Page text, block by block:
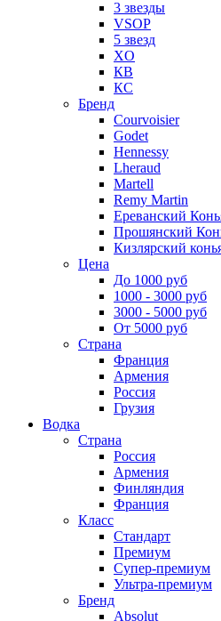
3 звезды
VSOP
5 звезд
XO
КВ
КС
Бренд
Courvoisier
Godet
Hennessy
Lheraud
Martell
Remy Martin
Ереванский
Прошянский
Кизлярский
Цена
До 1000 руб
1000 - 3000 руб
3000 - 5000 руб
От 5000 руб
Страна
Франция
Армения
Россия
Грузия
Водка
Страна
Россия
Армения
Финляндия
Франция
Класс
Стандарт
Премиум
Супер-премиум
Ультра-премиум
Бренд
Absolut